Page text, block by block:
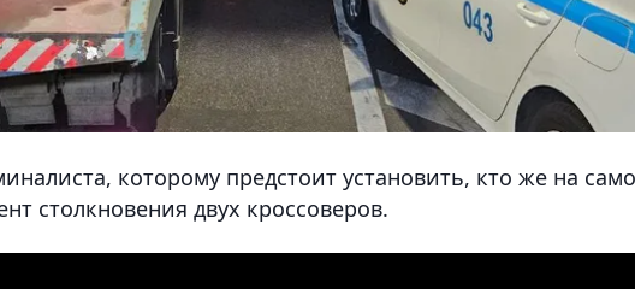
которому предстоит установить, кто же на
столкновения двух кроссоверов.